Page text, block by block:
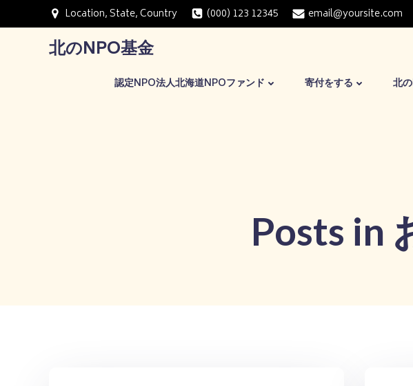
ン
Location, State, Country (000) 123 12345 email@yoursite.com
北のNPO基金
認定NPO法人北海道NPOファンド 寄付をする 北
Posts in